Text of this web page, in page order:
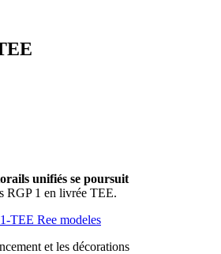
unifiés se poursuit
RGP 1 en livrée TEE.
et les décorations